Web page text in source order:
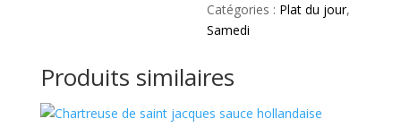
normande
Catégories : Plat du jour,
Samedi
Produits similaires